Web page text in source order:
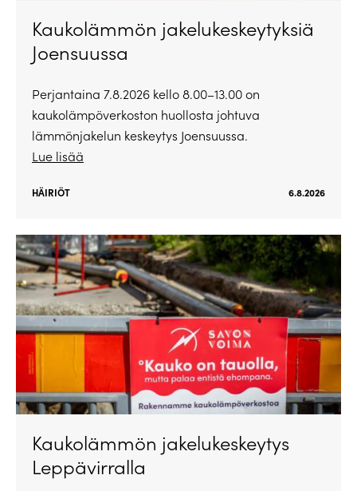
Kaukolämmön jakelukeskeytyksiä
Joensuussa
Perjantaina 7.8.2026 kello 8.00–13.00 on
kaukolämpöverkoston huollosta johtuva
lämmönjakelun keskeytys Joensuussa.
Lue lisää
HÄIRIÖT 6.8.2026
Kaukolämmön jakelukeskeytys
Leppävirralla